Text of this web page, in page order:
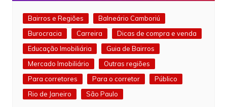
Bairros e Regiões
Balneário Camboriú
Burocracia
Carreira
Dicas de compra e venda
Educação Imobiliária
Guia de Bairros
Mercado Imobiliário
Outras regiões
Para corretores
Para o corretor
Público
Rio de Janeiro
São Paulo